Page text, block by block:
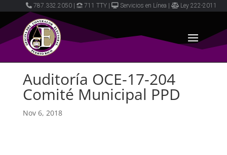
787.332.2050 711 TTY Servicios en Línea Ley 222-2011
Auditoría OCE-17-204
Comité Municipal PPD
Nov 6, 2018